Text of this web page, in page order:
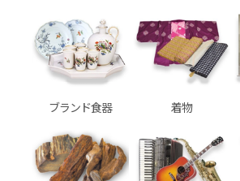
ブランド食器 着物